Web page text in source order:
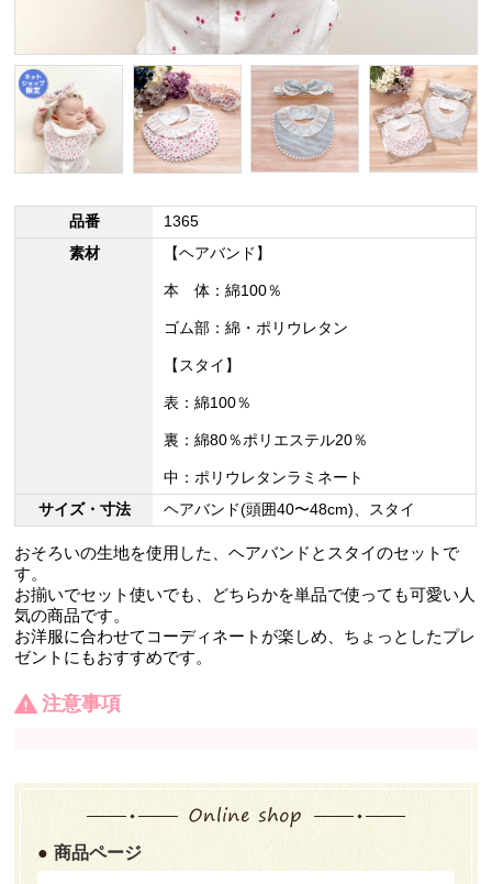
品番
1365
素材
【ヘアバンド】
本 体：綿100％
ゴム部：綿・ポリウレタン
【スタイ】
表：綿100％
裏：綿80％ポリエステル20％
中：ポリウレタンラミネート
サイズ・寸法
ヘアバンド(頭囲40〜48cm)、スタイ
おそろいの生地を使用した、ヘアバンドとスタイのセットで
す。
お揃いでセット使いでも、どちらかを単品で使っても可愛い人
気の商品です。
お洋服に合わせてコーディネートが楽しめ、ちょっとしたプレ
ゼントにもおすすめです。
注意事項
商品ページ